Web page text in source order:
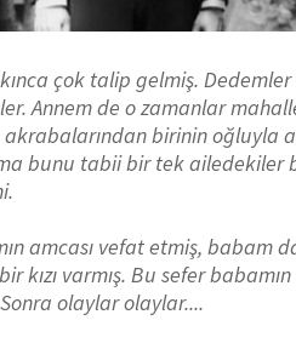
çok talip gelmiş.
Annem de o zamanlar
birinin oğluyla
bunu tabii bir tek ailedekiler
amcası vefat etmiş, babam
kızı varmış. Bu sefer
olaylar olaylar....